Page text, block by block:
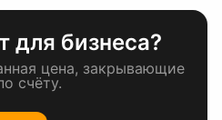
для бизнеса?
цена, закрывающие
счёту.